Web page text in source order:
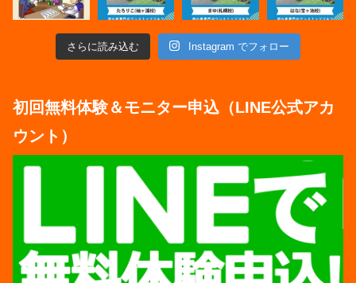
さらに読み込む Instagram でフォロー
初回無料体験＆モニター申込（LINE公式アカ
ウント）